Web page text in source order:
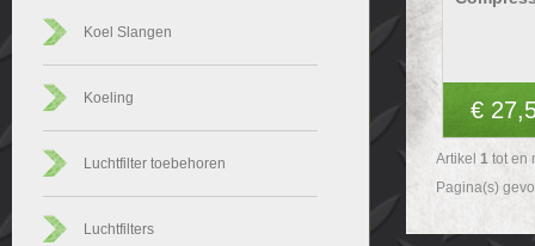
Koel Slangen
Koeling
Luchtfilter toebehoren
Luchtfilters
€
Artikel 1 tot en
Pagina(s)